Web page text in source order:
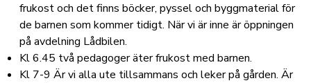
frukost och det finns böcker, pyssel och byggmaterial för
de barnen som kommer tidigt. När vi är inne är öppningen
på avdelning Lådbilen.
Kl 6.45 två pedagoger äter frukost med barnen.
Kl 7-9 Är vi alla ute tillsammans och leker på gården. Är